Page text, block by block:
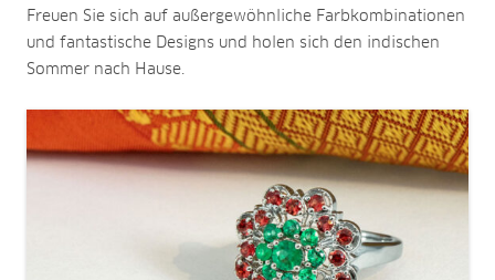
Freuen Sie sich auf außergewöhnliche Farbkombinationen
und fantastische Designs und holen sich den indischen
Sommer nach Hause.